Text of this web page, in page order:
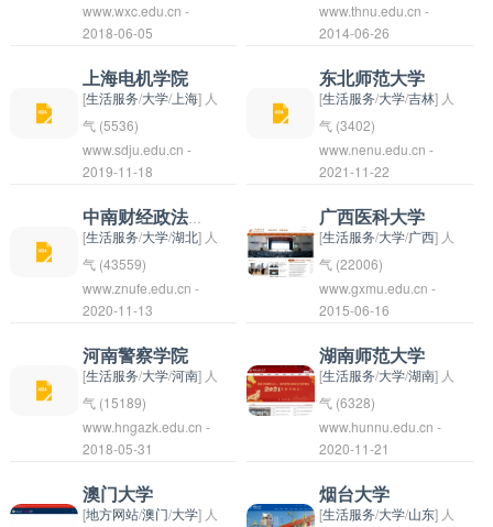
致力于传承和发扬中国
传统工艺美术，培养具
有创新精神和实践能力
的优秀人才。
施。成都学院注重学科
建设和人才培养，致力
于培养高素质的人才，
为地方经济社会发展做
出贡献。
科专业，致力于培养农
业领域的专门人才。同
时，学校也积极开展科
学研究和社会服务，为
新疆乃至全国的农业发
展做出贡献。
文、法、艺术、教育等
多个学科门类，开设有
本科专业和专科专业。
梧州学院致力于培养应
用型、创新型、实践型
人才，为地方经济和社
会发展做出贡献。
多学科协调发展的综合
性学院。学校现有本科
专业70多个，涵盖了工
学、管理学、文学、理
学、教育学等多个学科
门类。潍坊学院致力于
培养适应社会发展需求
的应用型人才，以其扎
实的办学基础和优质的
教学质量在地方教育界
享有盛誉。
皖西学院(Wanxi
College)是一所位于中
国安徽省六安市的本科
院校。学校创建于
2003年，是安徽省人
民政府与文化部共建高
校。学校以培养具有创
新能力和实践能力的应
用型人才为目标，努力
为地方经济社会发展做
出贡献。皖西学院拥有
各类学科专业，涵盖文
学、历史、经济、管
理、教育、医学、工程
等多个领域。学校致力
于提高教学质量和科学
研究水平，为学生提供
优质的教育资源和良好
的学习环境。
www.wxc.edu.cn -
2018-06-05
通化师范学院是一所位
于中国吉林省通化市的
本科高校，前身是成立
于1958年的吉林省通
化师范学校。学校以培
养教师和教育专业人才
为主要任务，设有教育
学、文学、理学、工
学、管理学等多个学科
专业。学校注重师资队
伍建设，拥有一支知识
结构合理、科研实力雄
厚的教师队伍。通化师
范学院致力于为社会培
养具有高素质、专业技
能过硬的人才，为地方
经济社会发展做出贡
献。
www.thnu.edu.cn -
2014-06-26
上海电机学院
[生活服务/大学/ 上海] 人
气 (5536)
上海电机学院是一所位
于中国上海市的学院，
成立于1954年，是一
所以电气工程和自动化
为主要特色的工科学
院。学院设有电气工
程、自动化、计算机科
学与技术等相关专业，
拥有一支优秀的师资队
伍和先进的教学设施。
学院致力于培养高素质
的电气工程和自动化领
域的人才，为我国的电
力工程和自动化技术发
www.sdju.edu.cn -
2019-11-18
东北师范大学
[生活服务/大学/吉林] 人
气 (3402)
东北师范大学
（Northeast Normal
University，简称“师
大”）是中国教育部直
属的一所全日制本科高
校，位于中国吉林省长
春市。东北师范大学创
建于1946年，是中国
最早成立的师范大学之
一，学校前身为“东北
抗联联合讲习所”和“江
南大学”。学校以师范
教育、基础科学研究和
人文社会科学研究为特
www.nenu.edu.cn -
2021-11-22
中南财经政法大学
[生活服务/大学/湖北] 人
气 (43559)
中南财经政法大学，简
称中南财法，是中华人
民共和国教育部直属、
湖北省、武汉市与国家
财政部合建的一所以财
经和法学为主的多学科
全日制本科高校。学校
前身可以追溯至1927
年创建的国立武汉高级
www.znufe.edu.cn -
2020-11-13
广西医科大学
[生活服务/大学/广西] 人
气 (22006)
www.gxmu.edu.cn -
2015-06-16
河南警察学院
[生活服务/大学/河南] 人
气 (15189)
河南警察学院（Henan
Police College）是位
于中国河南省郑州市的
一所高等院校，是以培
www.hngazk.edu.cn -
2018-05-31
湖南师范大学
[生活服务/大学/湖南] 人
气 (6328)
湖南师范大学（Hunan
Normal University）是
一所地处中国湖南省长
沙市的综合性师范大
www.hunnu.edu.cn -
2020-11-21
澳门大学
[地方网站/澳门/大学] 人
烟台大学
[生活服务/大学/山东] 人